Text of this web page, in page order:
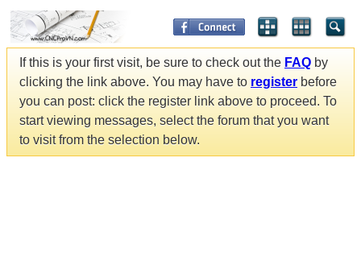
If this is your first visit, be sure to check out the FAQ by
clicking the link above. You may have to register before
you can post: click the register link above to proceed. To
start viewing messages, select the forum that you want
to visit from the selection below.